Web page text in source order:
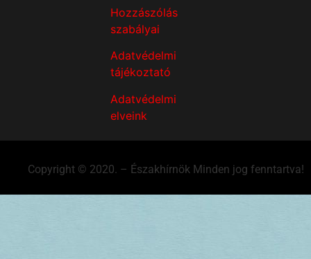
Hozzászólás
szabályai
Adatvédelmi
tájékoztató
Adatvédelmi
elveink
Copyright © 2020. – Északhírnök Minden jog fenntartva!